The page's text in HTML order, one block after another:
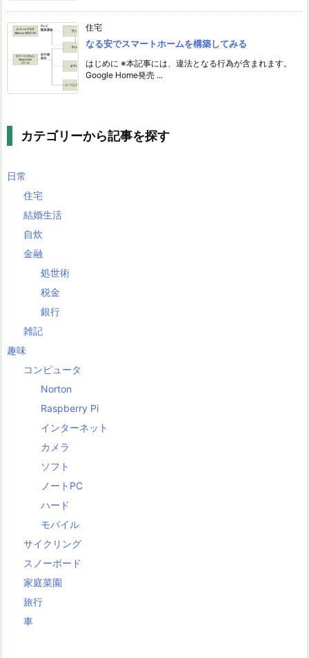
住宅
なる安でスマートホームを構築してみる
はじめに ※本記事には、違法となる行為が含まれます。
Google Home発売 ...
カテゴリーから記事を探す
日常
住宅
結婚生活
自炊
金融
処世術
税金
銀行
雑記
趣味
コンピュータ
Norton
Raspberry Pi
インターネット
カメラ
ソフト
ノートPC
ハード
モバイル
サイクリング
スノーボード
家庭菜園
旅行
車